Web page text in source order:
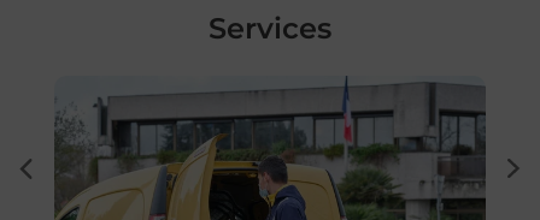
Services